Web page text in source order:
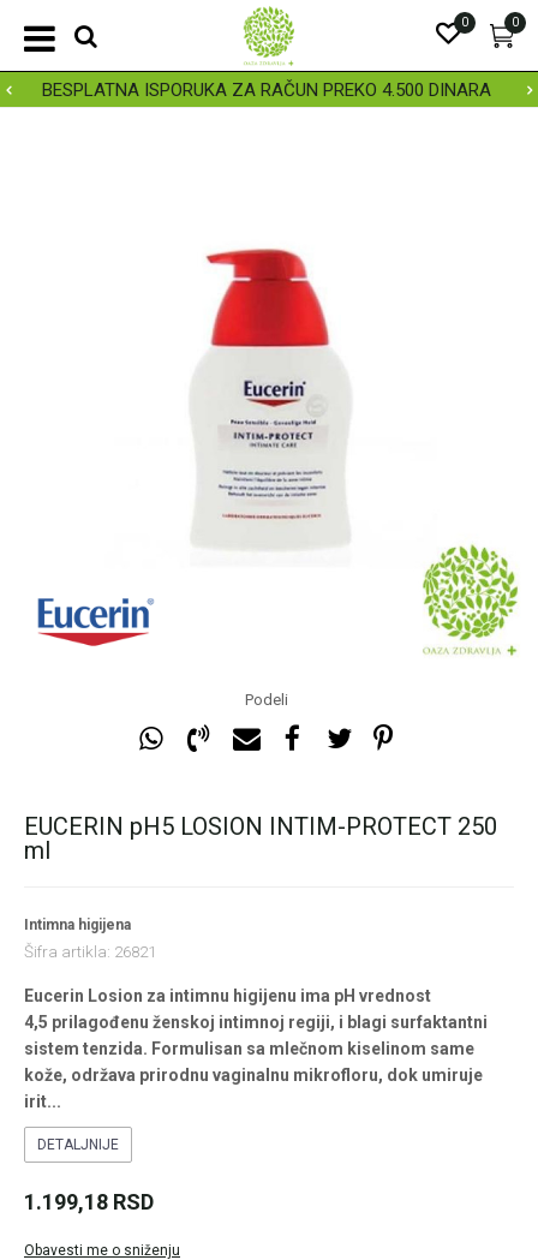
BESPLATNA ISPORUKA ZA RAČUN PREKO 4.500 DINARA
0
0
Podeli
EUCERIN pH5 LOSION INTIM-PROTECT 250
ml
Intimna higijena
Šifra artikla: 26821
Eucerin Losion za intimnu higijenu ima pH vrednost
4,5 prilagođenu ženskoj intimnoj regiji, i blagi surfaktantni
sistem tenzida. Formulisan sa mlečnom kiselinom same
kože, održava prirodnu vaginalnu mikrofloru, dok umiruje
irit...
DETALJNIJE
1.199,18 RSD
Obavesti me o sniženju